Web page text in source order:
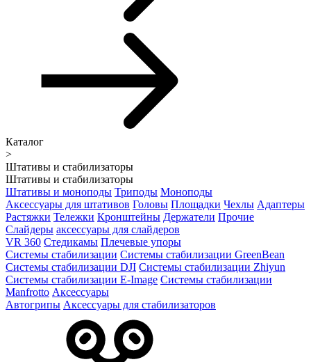
Каталог
>
Штативы и стабилизаторы
Штативы и стабилизаторы
Штативы и моноподы Триподы Моноподы
Аксессуары для штативов Головы Площадки Чехлы Адаптеры
Растяжки Тележки Кронштейны Держатели Прочие
Слайдеры аксессуары для слайдеров
VR 360 Стедикамы Плечевые упоры
Системы стабилизации Системы стабилизации GreenBean
Системы стабилизации DJI Системы стабилизации Zhiyun
Системы стабилизации E-Image Системы стабилизации
Manfrotto Аксессуары
Автогрипы Аксессуары для стабилизаторов